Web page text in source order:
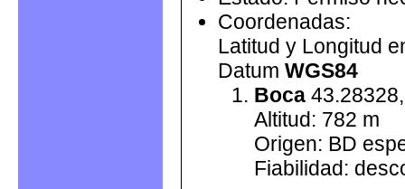
Coordenadas:
Latitud y Longitud
Datum WGS84
Boca
Altitud: 782 m
Origen: BD
Fiabilidad: